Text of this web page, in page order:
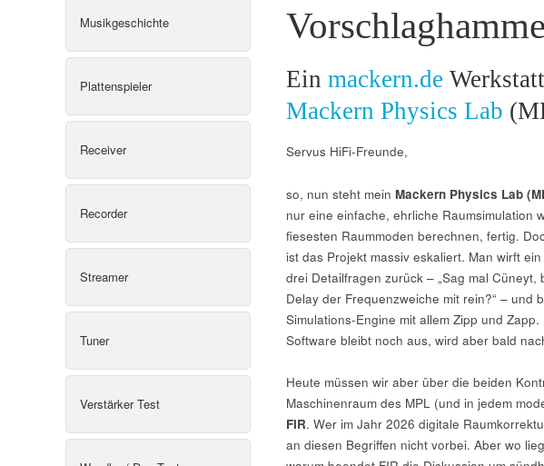
Musikgeschichte
Plattenspieler
Receiver
Recorder
Streamer
Tuner
Verstärker Test
Ein mackern.de
Mackern Physics Lab
Servus HiFi-Freunde,
so, nun steht mein Mackern Physics Lab
nur eine einfache, ehrliche Raumsimulation
fiesesten Raummoden berechnen, fertig.
ist das Projekt massiv eskaliert. Man wirft
drei Detailfragen zurück – „Sag mal
Delay der Frequenzweiche mit rein?“ – und
Simulations-Engine mit allem Zipp und
Software bleibt noch aus, wird aber bald
Heute müssen wir aber über die beiden
Maschinenraum des MPL (und in jedem
FIR. Wer im Jahr 2026 digitale
an diesen Begriffen nicht vorbei. Aber wo